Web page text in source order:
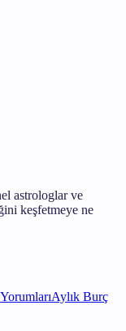
astrologlar ve
keşfetmeye ne
Aylık Burç